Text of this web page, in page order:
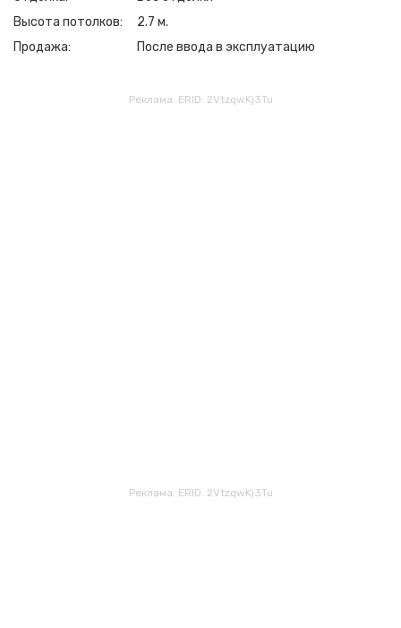
Высота потолков
2.7 м.
Продажа
После ввода в эксплуатацию
Реклама. ERID: 2VtzqwKj3Tu
Реклама. ERID: 2VtzqwKj3Tu